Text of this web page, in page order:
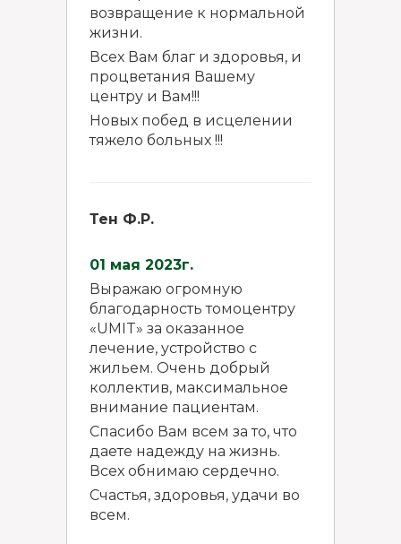
возвращение к нормальной
жизни.
Всех Вам благ и здоровья, и
процветания Вашему
центру и Вам!!!
Новых побед в исцелении
тяжело больных !!!
Тен Ф.Р.
01 мая 2023г.
Выражаю огромную
благодарность томоцентру
«UMIT» за оказанное
лечение, устройство с
жильем. Очень добрый
коллектив, максимальное
внимание пациентам.
Спасибо Вам всем за то, что
даете надежду на жизнь.
Всех обнимаю сердечно.
Счастья, здоровья, удачи во
всем.